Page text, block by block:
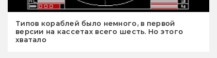
Типов кораблей было немного, в первой
версии на кассетах всего шесть. Но этого
хватало